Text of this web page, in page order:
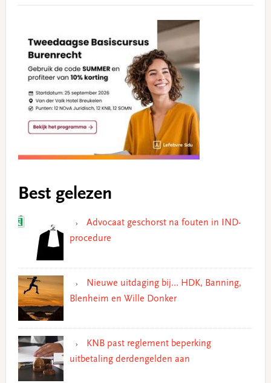
Best gelezen
Advocaat geschorst na fouten in IND-
procedure
Nieuwe uitdaging bij… HDK, Banning,
Blenheim en Wille Donker
KNB past reglement beperking
uitbetaling derdengelden aan